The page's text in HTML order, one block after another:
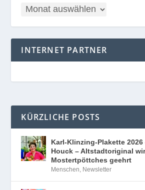
INTERNET PARTNER
KÜRZLICHE POSTS
Karl-Klinzing-Plakette
Houck – Altstadtoriginal
Mostertpöttches geehrt
Menschen, Newsletter